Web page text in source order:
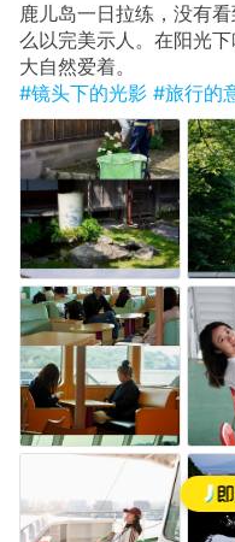
鹿儿岛一日拉练，没有
么以完美示人。在阳光
大自然爱着。
#镜头下的光影 #旅行的